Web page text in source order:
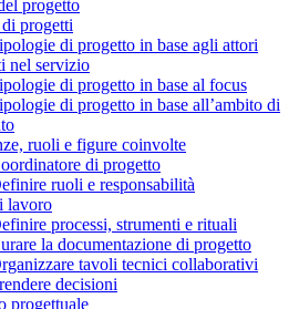
progetto
progetti
di progetto in base agli attori
nel servizio
di progetto in base al focus
di progetto in base all’ambito di
ruoli e figure coinvolte
di progetto
ruoli e responsabilità
lavoro
processi, strumenti e rituali
la documentazione di progetto
tavoli tecnici collaborativi
decisioni
progettuale